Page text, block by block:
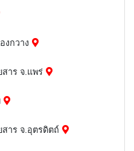
งกวาง
าร จ.แพร่
าร จ.อุตรดิตถ์